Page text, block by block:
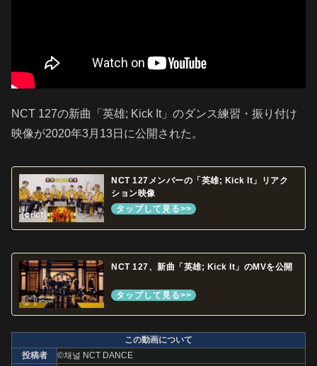
NCT 127の新曲「英雄; Kick It」のダンス練習・振り付け
映像が2020年3月13日に公開された。
NCT 127メンバーの「英雄; Kick It」リアク
ション映像
NCT 127、新曲「英雄; Kick It」のMVを公開
この動画について
投稿者
©채널 NCT DANCE